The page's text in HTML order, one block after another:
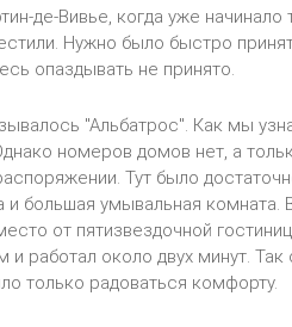
де-Вивье, когда уже
Нужно было быстро
опаздывать не принято.
"Альбатрос". Как мы
номеров домов нет, а
Тут было
и большая умывальная комната.
от пятизвездочной
и работал около двух минут.
только радоваться комфорту.